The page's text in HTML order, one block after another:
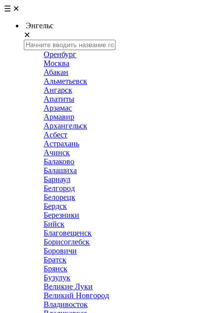
☰ ✕
Энгельс
✕
Оренбург
Москва
Абакан
Альметьевск
Ангарск
Апатиты
Арзамас
Армавир
Архангельск
Асбест
Астрахань
Ачинск
Балаково
Балашиха
Барнаул
Белгород
Белорецк
Бердск
Березники
Бийск
Благовещенск
Борисоглебск
Боровичи
Братск
Брянск
Бузулук
Великие Луки
Великий Новгород
Владивосток